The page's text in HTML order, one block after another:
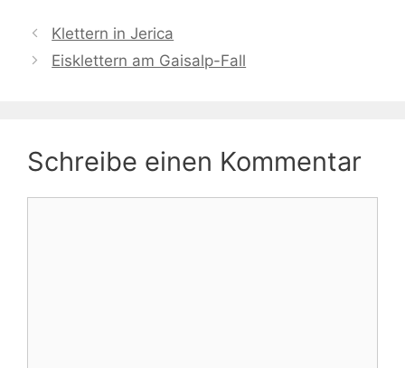
Klettern in Jerica
Eisklettern am Gaisalp-Fall
Schreibe einen Kommentar